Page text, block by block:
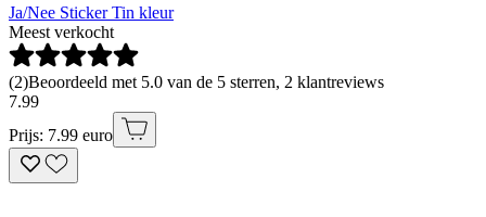
Ja/Nee Sticker Tin kleur
Meest verkocht
(2)Beoordeeld met 5.0 van de 5 sterren, 2 klantreviews
7.99
Prijs: 7.99 euro